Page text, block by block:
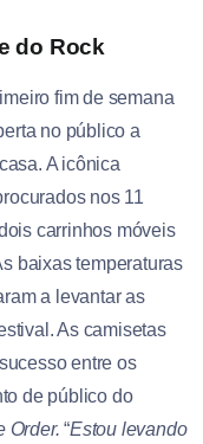
do Rock
fim de semana
no público a
A icônica
nos 11
carrinhos móveis
baixas temperaturas
a levantar as
As camisetas
entre os
de público do
Order. “Estou levando